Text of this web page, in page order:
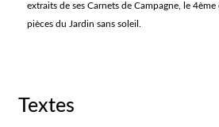
extraits de ses Carnets de Campagne, le
pièces du Jardin sans soleil.
Textes